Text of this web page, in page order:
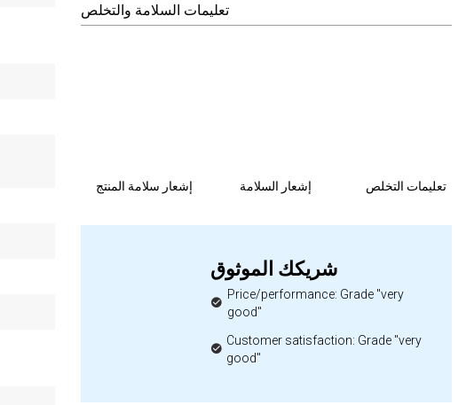
تعليمات السلامة والتخلص
إشعار سلامة المنتج إشعار السلامة تعليمات التخلص
شريكك الموثوق
Price/performance: Grade "very
good"
Customer satisfaction: Grade "very
good"